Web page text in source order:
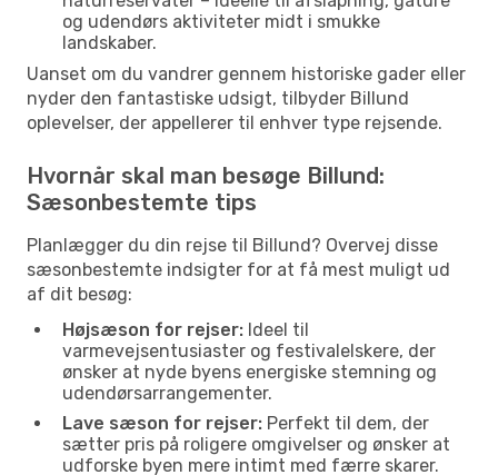
og udendørs aktiviteter midt i smukke
landskaber.
Uanset om du vandrer gennem historiske gader eller
nyder den fantastiske udsigt, tilbyder Billund
oplevelser, der appellerer til enhver type rejsende.
Hvornår skal man besøge Billund:
Sæsonbestemte tips
Planlægger du din rejse til Billund? Overvej disse
sæsonbestemte indsigter for at få mest muligt ud
af dit besøg:
Højsæson for rejser: Ideel til
varmevejsentusiaster og festivalelskere, der
ønsker at nyde byens energiske stemning og
udendørsarrangementer.
Lave sæson for rejser: Perfekt til dem, der
sætter pris på roligere omgivelser og ønsker at
udforske byen mere intimt med færre skarer.